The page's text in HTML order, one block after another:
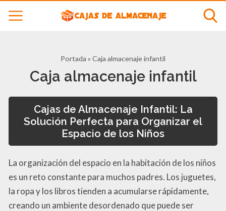
Portada » Caja almacenaje infantil
Caja almacenaje infantil
Cajas de Almacenaje Infantil: La
Solución Perfecta para Organizar el
Espacio de los Niños
La organización del espacio en la habitación de los niños
es un reto constante para muchos padres. Los juguetes,
la ropa y los libros tienden a acumularse rápidamente,
creando un ambiente desordenado que puede ser